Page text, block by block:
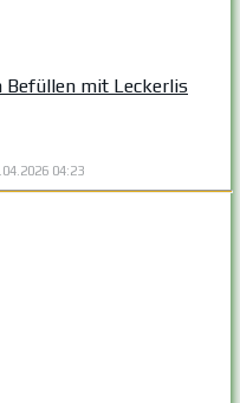
Befüllen mit Leckerlis
04:23